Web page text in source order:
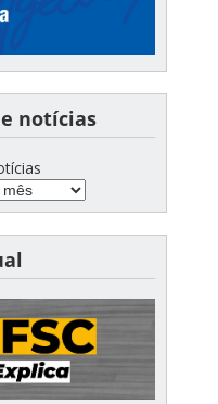
notícias